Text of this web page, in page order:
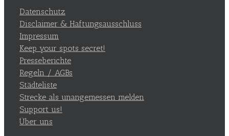
Datenschutz
Disclaimer & Haftungsausschluss
Impressum
Keep your spots secret!
Presseberichte
Regeln / AGBs
Städteliste
Strecke als unangemessen melden
Support us!
Über uns